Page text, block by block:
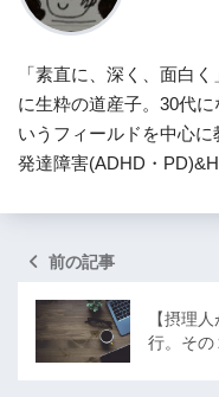
「素直に、深く、面白
に生粋の道産子。30代
いうフィールドを中心
発達障害(ADHD・
前の記事
【摂理
行。その